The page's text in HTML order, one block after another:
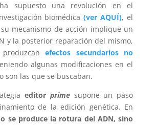
supuesto una revolución en el
biomédica(ver AQUÍ), el
mecanismo de acción implique un
y la posterior reparación del mismo,
produzcanefectos secundarios no
algunas modificaciones en el
son las que se buscaban.
editor primesupone un paso
de la edición genética. En
se produce la rotura del ADN, sino